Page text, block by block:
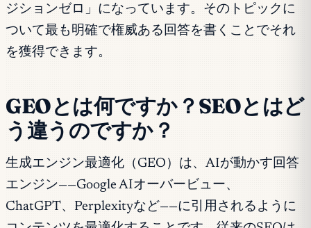
ジションゼロ」になっています。そのトピックに
ついて最も明確で権威ある回答を書くことでそれ
を獲得できます。
GEOとは何ですか？SEOとはど
う違うのですか？
生成エンジン最適化（GEO）は、AIが動かす回答
エンジン——Google AIオーバービュー、
ChatGPT、Perplexityなど——に引用されるように